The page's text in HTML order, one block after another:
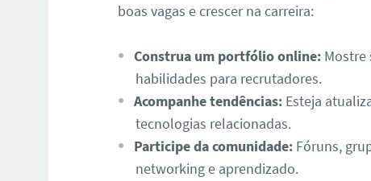
boas vagas e crescer na carreira:
Construa um portfólio online:Mostre
habilidades para recrutadores.
Acompanhe tendências:Esteja
tecnologias relacionadas.
Participe da comunidade:Fóruns,
networking e aprendizado.